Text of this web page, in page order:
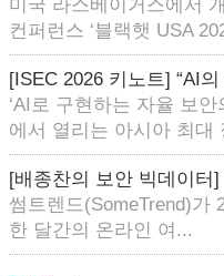
미국 라스베이거스에서
컨퍼런스 ‘블랙햇 USA
[ISEC 2026 키노트] “AI
‘AI로 구현하는 자율 보
에서 열리는 아시아 최대
[배종찬의 보안 빅데이터]
썸트렌드(SomeTrend)가
한 달간의 온라인 여...